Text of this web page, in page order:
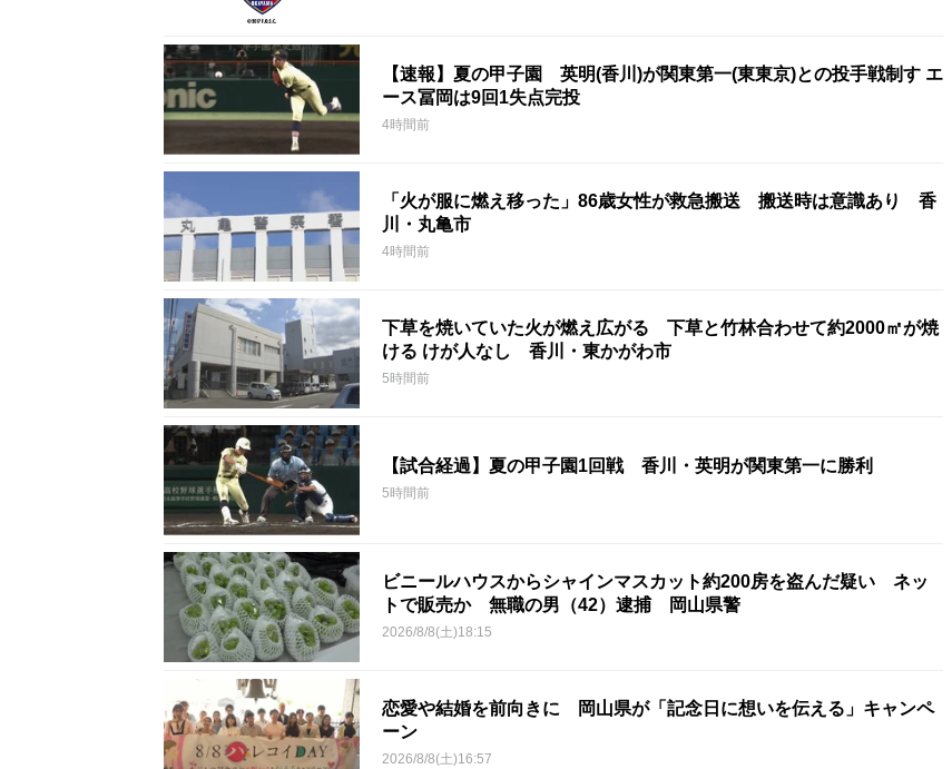
【速報】夏の甲子園 英明(香川)が関東第一(東東京)との投手戦制す エ
ース冨岡は9回1失点完投
4時間前
「火が服に燃え移った」86歳女性が救急搬送 搬送時は意識あり 香
川・丸亀市
4時間前
下草を焼いていた火が燃え広がる 下草と竹林合わせて約2000㎡が焼
ける けが人なし 香川・東かがわ市
5時間前
【試合経過】夏の甲子園1回戦 香川・英明が関東第一に勝利
5時間前
ビニールハウスからシャインマスカット約200房を盗んだ疑い ネッ
トで販売か 無職の男（42）逮捕 岡山県警
2026/8/8(土)18:15
恋愛や結婚を前向きに 岡山県が「記念日に想いを伝える」キャンペ
ーン
2026/8/8(土)16:57